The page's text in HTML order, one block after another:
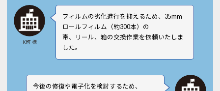
K町 様
フィルムの劣化進行を抑えるため、35mm
ロールフィルム（約300本）の
帯、リール、箱の交換作業を依頼いたしま
した。
今後の修復や電子化を検討するため、